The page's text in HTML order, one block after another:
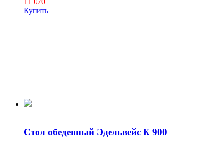
11 070
Купить
Стол обеденный Эдельвейс К 900